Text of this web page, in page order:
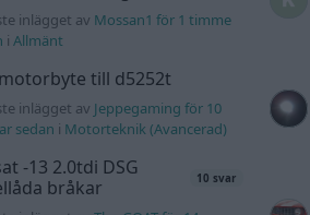
inlägget av Mossan1 för 1 timme
iAllmänt
till d5252t
inlägget av Jeppegaming för 10
sedan i Motorteknik (Avancerad)
-13 2.0tdi DSG
bråkar
10 svar